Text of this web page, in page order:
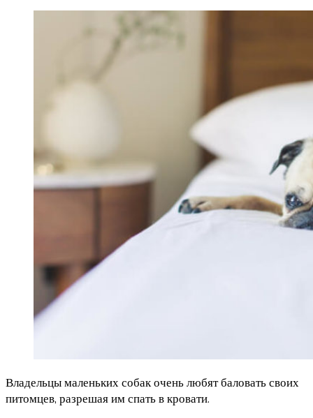
Владельцы маленьких собак очень любят баловать своих
питомцев, разрешая им спать в кровати.